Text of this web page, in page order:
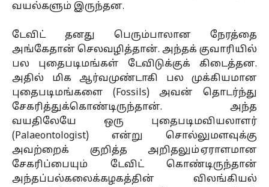
வயல்களும் இருந்தன.
டேவிட் தனது பெரும்பாலான நேரத்தை
அங்கேதான் செலவழித்தான். அந்தக் குவாரியில்
பல புதைபடிமங்கள் டேவிடுக்குக் கிடைத்தன.
அதில் மிக ஆர்வமுண்டாகி பல முக்கியமான
புதைபடிமங்களை (Fossils) அவன் தொடர்ந்து
சேகரித்துக்கொண்டிருந்தான். அந்த
வயதிலேயே ஒரு புதைபடிமவியலாளர்
(Palaeontologist) என்று சொல்லுமளவுக்கு
அவற்றைக் குறித்த அறிதலும் ஏராளமான
சேகரிப்பையும் டேவிட் கொண்டிருந்தான்
அந்தப்பல்கலைக்கழகத்தின் விலங்கியல்